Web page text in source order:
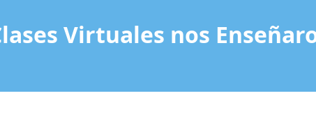
Virtuales nos